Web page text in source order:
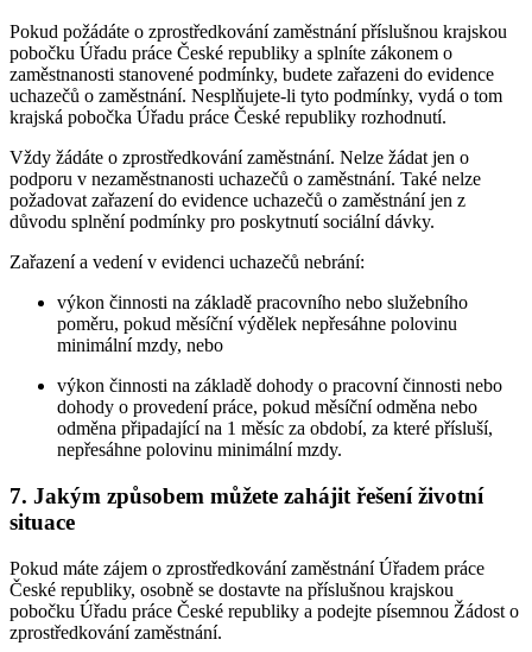
Pokud požádáte o zprostředkování zaměstnání příslušnou krajskou
pobočku Úřadu práce České republiky a splníte zákonem o
zaměstnanosti stanovené podmínky, budete zařazeni do evidence
uchazečů o zaměstnání. Nesplňujete-li tyto podmínky, vydá o tom
krajská pobočka Úřadu práce České republiky rozhodnutí.
Vždy žádáte o zprostředkování zaměstnání. Nelze žádat jen o
podporu v nezaměstnanosti uchazečů o zaměstnání. Také nelze
požadovat zařazení do evidence uchazečů o zaměstnání jen z
důvodu splnění podmínky pro poskytnutí sociální dávky.
Zařazení a vedení v evidenci uchazečů nebrání:
výkon činnosti na základě pracovního nebo služebního
poměru, pokud měsíční výdělek nepřesáhne polovinu
minimální mzdy, nebo
výkon činnosti na základě dohody o pracovní činnosti nebo
dohody o provedení práce, pokud měsíční odměna nebo
odměna připadající na 1 měsíc za období, za které přísluší,
nepřesáhne polovinu minimální mzdy.
7. Jakým způsobem můžete zahájit řešení životní
situace
Pokud máte zájem o zprostředkování zaměstnání Úřadem práce
České republiky, osobně se dostavte na příslušnou krajskou
pobočku Úřadu práce České republiky a podejte písemnou Žádost o
zprostředkování zaměstnání.